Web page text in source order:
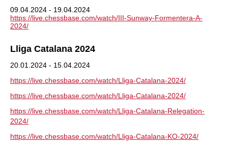
09.04.2024 - 19.04.2024
https://live.chessbase.com/watch/III-Sunway-Formentera-A-
2024/
Lliga Catalana 2024
20.01.2024 - 15.04.2024
https://live.chessbase.com/watch/Lliga-Catalana-2024/
https://live.chessbase.com/watch/Lliga-Catalana-2024/
https://live.chessbase.com/watch/Lliga-Catalana-Relegation-
2024/
https://live.chessbase.com/watch/Lliga-Catalana-KO-2024/